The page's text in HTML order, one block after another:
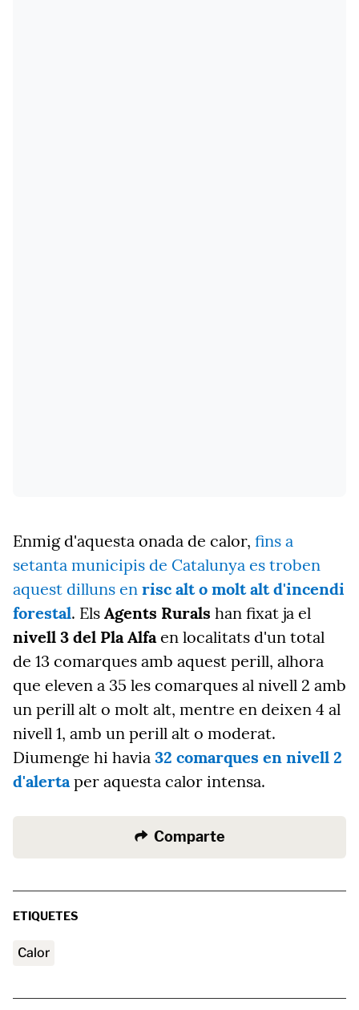
Enmig d'aquesta onada de calor, fins a
setanta municipis de Catalunya es troben
aquest dilluns en risc alt o molt alt d'incendi
forestal. Els Agents Rurals han fixat ja el
nivell 3 del Pla Alfaen localitats d'un total
de 13 comarques amb aquest perill, alhora
que eleven a 35 les comarques al nivell 2 amb
un perill alt o molt alt, mentre en deixen 4 al
nivell 1, amb un perill alt o moderat.
Diumenge hi havia 32 comarques en nivell 2
d'alertaper aquesta calor intensa.
Comparte
ETIQUETES
calor